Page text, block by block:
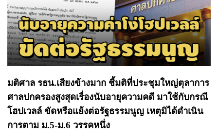
มติศาล รธน.เสียงข้างมาก ชี้มติที่ประชุมใหญ่ตุลาการ
ศาลปกครองสูงสุดเรื่องนับอายุความคดี มาใช้กับกรณี
โฮปเวลล์ ขัดหรือแย้งต่อรัฐธรรมนูญ เหตุมิได้ดำเนิน
การตาม ม.5-ม.6 วรรคหนึ่ง